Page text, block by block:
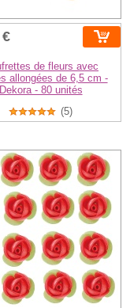
de fleurs avec
allongées de 6,5 cm -
Dekora - 80 unités
(5)